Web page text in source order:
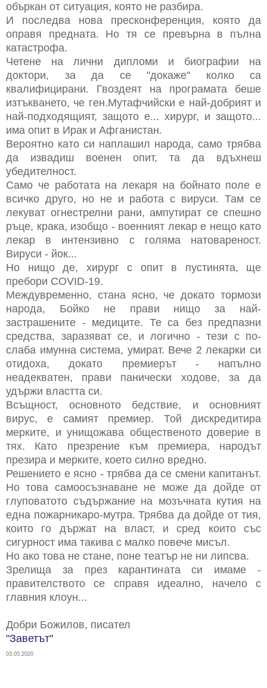
объркан от ситуация, която не разбира.
И последва нова пресконференция, която да
оправя предната. Но тя се превърна в пълна
катастрофа.
Четене на лични дипломи и биографии на
доктори, за да се "докаже" колко са
квалифицирани. Гвоздеят на програмата беше
изтъкването, че ген.Мутафчийски е най-добрият и
най-подходящият, защото е... хирург, и защото...
има опит в Ирак и Афганистан.
Вероятно като си наплашил народа, само трябва
да извадиш военен опит, та да вдъхнеш
убедителност.
Само че работата на лекаря на бойнато поле е
всичко друго, но не и работа с вируси. Там се
лекуват огнестрелни рани, ампутират се спешно
ръце, крака, изобщо - военният лекар е нещо като
лекар в интензивно с голяма натовареност.
Вируси - йок...
Но нищо де, хирург с опит в пустинята, ще
пребори COVID-19.
Междувременно, стана ясно, че докато тормози
народа, Бойко не прави нищо за най-
застрашените - медиците. Те са без предпазни
средства, заразяват се, и логично - тези с по-
слаба имунна система, умират. Вече 2 лекарки си
отидоха, докато премиерът - напълно
неадекватен, прави панически ходове, за да
удържи властта си.
Всъщност, основното бедствие, и основният
вирус, е самият премиер. Той дискредитира
мерките, и унищожава общественото доверие в
тях. Като презрение към премиера, народът
презира и мерките, което силно вредно.
Решението е ясно - трябва да се смени капитанът.
Но това самоосъзнаване не може да дойде от
глуповатото съдържание на мозъчната кутия на
една пожарникаро-мутра. Трябва да дойде от тия,
които го държат на власт, и сред които със
сигурност има такива с малко повече мисъл.
Но ако това не стане, поне театър не ни липсва.
Зрелища за през карантината си имаме -
правителството се справя идеално, начело с
главния клоун...
Добри Божилов, писател
"Заветът"
03.05.2020